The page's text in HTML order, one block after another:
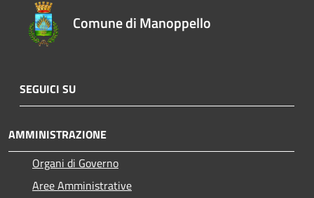
Comune di Manoppello
SEGUICI SU
AMMINISTRAZIONE
Organi di Governo
Aree Amministrative